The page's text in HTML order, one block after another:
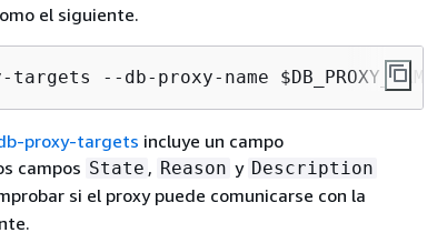
el siguiente.
--db-proxy-name $DB_PROXY_NAME
proxy-targets incluye un campo
campos State , Reason y Description
si el proxy puede comunicarse con la